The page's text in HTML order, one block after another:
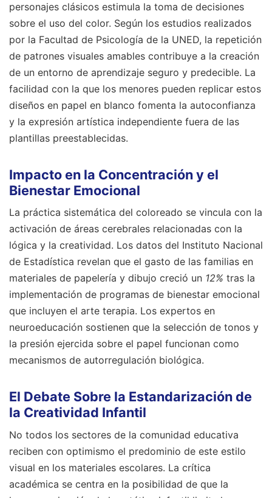
personajes clásicos estimula la toma de decisiones
sobre el uso del color. Según los estudios realizados
por la Facultad de Psicología de la UNED, la repetición
de patrones visuales amables contribuye a la creación
de un entorno de aprendizaje seguro y predecible. La
facilidad con la que los menores pueden replicar estos
diseños en papel en blanco fomenta la autoconfianza
y la expresión artística independiente fuera de las
plantillas preestablecidas.
Impacto en la Concentración y el
Bienestar Emocional
La práctica sistemática del coloreado se vincula con la
activación de áreas cerebrales relacionadas con la
lógica y la creatividad. Los datos del Instituto Nacional
de Estadística revelan que el gasto de las familias en
materiales de papelería y dibujo creció un 12% tras la
implementación de programas de bienestar emocional
que incluyen el arte terapia. Los expertos en
neuroeducación sostienen que la selección de tonos y
la presión ejercida sobre el papel funcionan como
mecanismos de autorregulación biológica.
El Debate Sobre la Estandarización de
la Creatividad Infantil
No todos los sectores de la comunidad educativa
reciben con optimismo el predominio de este estilo
visual en los materiales escolares. La crítica
académica se centra en la posibilidad de que la